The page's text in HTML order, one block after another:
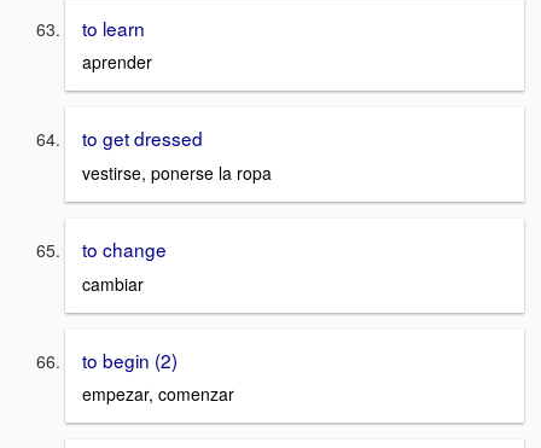
to learn
aprender
to get dressed
vestirse, ponerse la ropa
to change
cambiar
to begin (2)
empezar, comenzar